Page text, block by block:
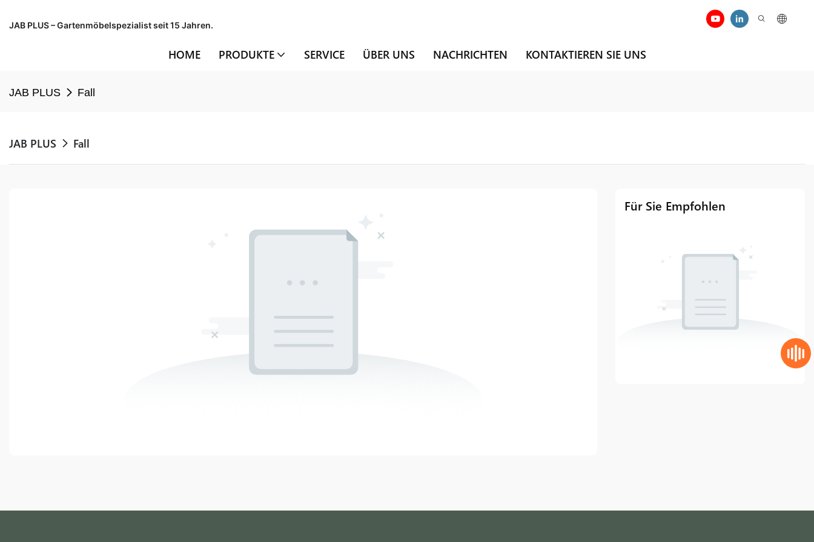
JAB PLUS – Gartenmöbelspezialist seit 15 Jahren.
HOME PRODUKTE SERVICE ÜBER UNS NACHRICHTEN KONTAKTIEREN SIE UNS
JAB PLUS Fall
JAB PLUS Fall
Für Sie Empfohlen